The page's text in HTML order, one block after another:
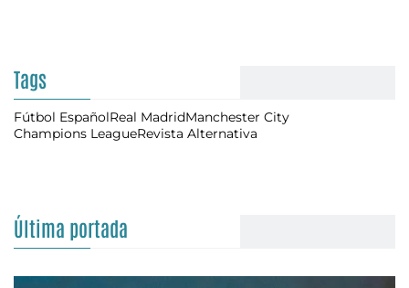
Tags
Fútbol EspañolReal MadridManchester City
Champions LeagueRevista Alternativa
Última portada